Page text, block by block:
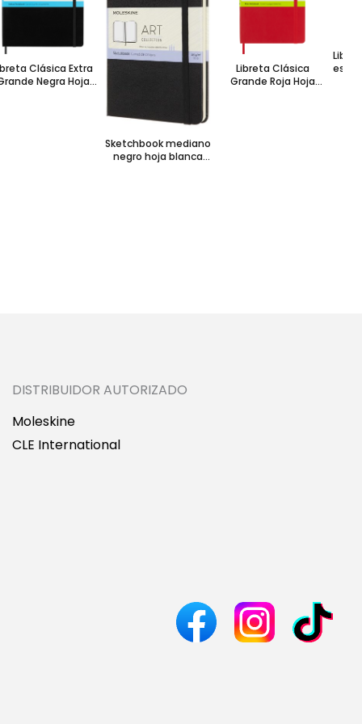
Clásica Extra
Negra Hoja
Sketchbook mediano
negro hoja blanca
Libreta Clásica
Grande Roja Hoja
DISTRIBUIDOR AUTORIZADO
Moleskine
CLE International